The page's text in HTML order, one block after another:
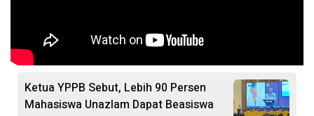
Ketua YPPB Sebut, Lebih 90 Persen
Mahasiswa Unazlam Dapat Beasiswa